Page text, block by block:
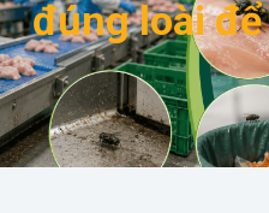
đúng loài